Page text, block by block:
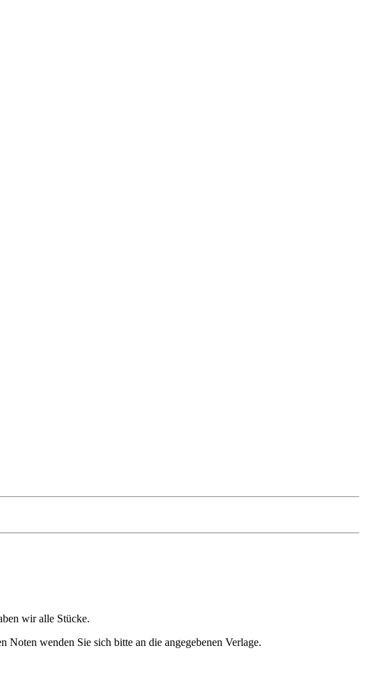
wir alle Stücke.
wenden Sie sich bitte an die angegebenen Verlage.